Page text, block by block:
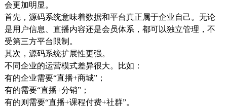
会更加明显。
首先，源码系统意味着数据和平台真正属于企业自己。无论
是用户信息、直播内容还是会员体系，都可以独立管理，不
受第三方平台限制。
其次，源码系统扩展性更强。
不同企业的运营模式差异很大。比如：
有的企业需要“直播+商城”；
有的需要“直播+分销”；
有的则需要“直播+课程付费+社群”。